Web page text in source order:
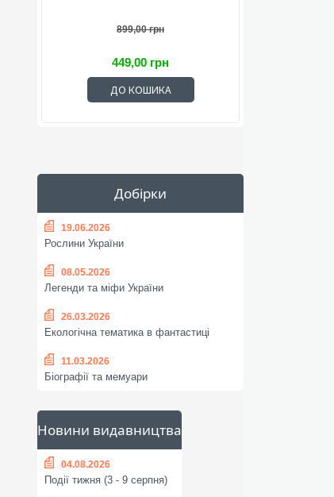
899,00 грн
449,00 грн
ДО КОШИКА
Добірки
19.06.2026
Рослини України
08.05.2026
Легенди та міфи України
26.03.2026
Екологічна тематика в фантастиці
11.03.2026
Біографії та мемуари
Новини видавництва
04.08.2026
Події тижня (3 - 9 серпня)